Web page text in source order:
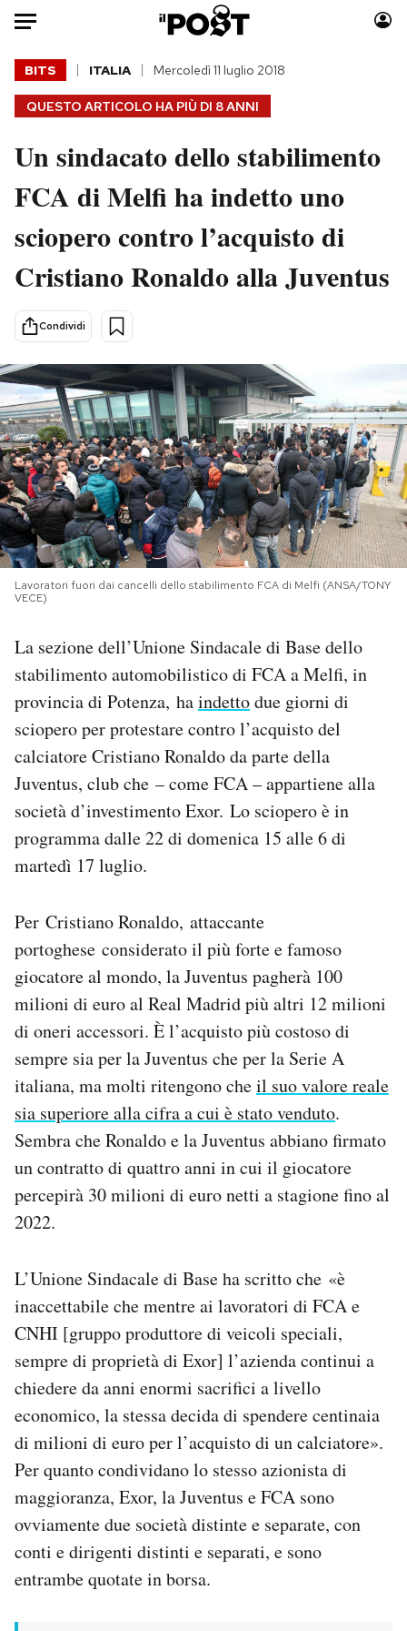
Auto
HOME
Italia
Politica
Tecnologia
Internet
Scienza
Cultura
Economia
Sport
Moda
Consumismi
Storie/Idee
Ok Boomer!
Media
Mondiali calcio 2026
PODCAST
NEWSLETTER
I MIEI PREFERITI
CALENDARIO
AREA PERSONALE
Area Personale
Newsletter
Notifiche mobile
Hai bisogno di aiuto?
QUESTO ARTICOLO HA PIÙ DI 8 ANNI
BITS ITALIA Mercoledì 11 luglio 2018
Un sindacato dello stabilimento
FCA di Melfi ha indetto uno
sciopero contro l’acquisto di
Cristiano Ronaldo alla Juventus
Condividi
Lavoratori fuori dai cancelli dello stabilimento FCA di Melfi (ANSA/TONY
VECE)
La sezione dell’Unione Sindacale di Base dello
stabilimento automobilistico di FCA a Melfi, in
provincia di Potenza, haindettodue giorni di
sciopero per protestare contro l’acquisto del
calciatore Cristiano Ronaldo da parte della
Juventus, club che – come FCA – appartiene alla
società d’investimento Exor. Lo sciopero è in
programma dalle 22 di domenica 15 alle 6 di
martedì 17 luglio.
Per Cristiano Ronaldo, attaccante
portoghese considerato il più forte e famoso
giocatore al mondo, la Juventus pagherà 100
milioni di euro al Real Madrid più altri 12 milioni
di oneri accessori. È l’acquisto più costoso di
sempre sia per la Juventus che per la Serie A
italiana, ma molti ritengono cheil suo valore reale
sia superiore alla cifra a cui è stato venduto.
Sembra che Ronaldo e la Juventus abbiano firmato
un contratto di quattro anni in cui il giocatore
percepirà 30 milioni di euro netti a stagione fino al
2022.
L’Unione Sindacale di Base ha scritto che «è
inaccettabile che mentre ai lavoratori di FCA e
CNHI [gruppo produttore di veicoli speciali,
sempre di proprietà di Exor] l’azienda continui a
chiedere da anni enormi sacrifici a livello
economico, la stessa decida di spendere centinaia
di milioni di euro per l’acquisto di un calciatore».
Per quanto condividano lo stesso azionista di
maggioranza, Exor, la Juventus e FCA sono
ovviamente due società distinte e separate, con
conti e dirigenti distinti e separati, e sono
entrambe quotate in borsa.